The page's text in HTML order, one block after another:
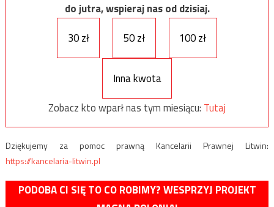
do jutra, wspieraj nas od dzisiaj.
30 zł
50 zł 100 zł
Inna kwota
Zobacz kto wparł nas tym miesiącu: Tutaj
Dziękujemy za pomoc prawną Kancelarii Prawnej Litwin:
https://kancelaria-litwin.pl
PODOBA CI SIĘ TO CO ROBIMY? WESPRZYJ PROJEKT